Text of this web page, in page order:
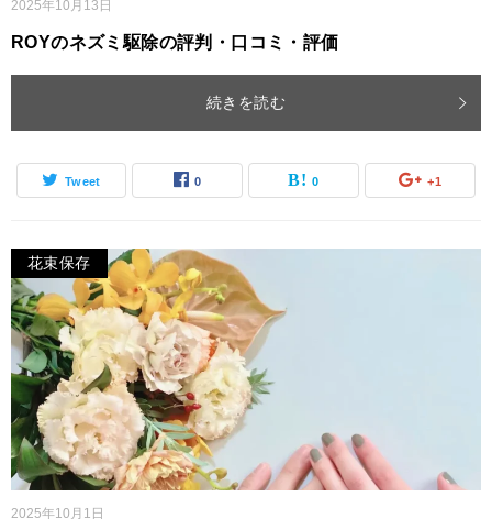
2025年10月13日
ROYのネズミ駆除の評判・口コミ・評価
続きを読む
Tweet 0 0 +1
花束保存
2025年10月1日